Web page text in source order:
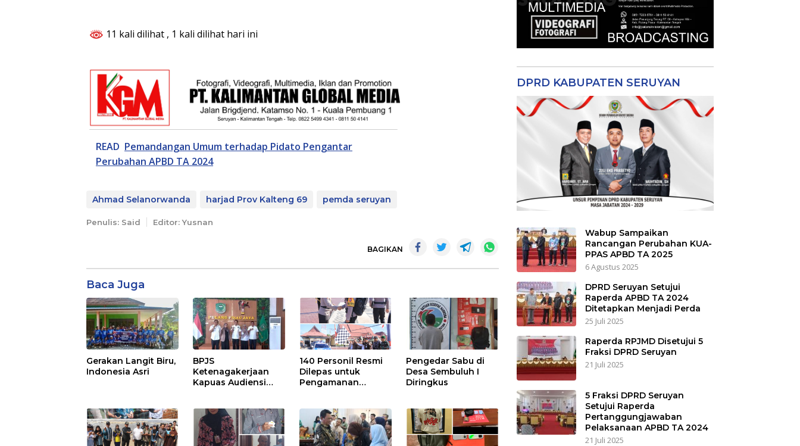
11 kali dilihat , 1 kali dilihat hari ini
READ Pemandangan Umum terhadap Pidato Pengantar
Perubahan APBD TA 2024
Ahmad Selanorwanda harjad Prov Kalteng 69 pemda seruyan
Penulis: Said Editor: Yusnan
BAGIKAN
Baca Juga
Gerakan Langit Biru,
Indonesia Asri
BPJS
Ketenagakerjaan
Kapuas Audiensi
Kepesertaan PKBU,
Ekosistem Desa, dan
Pekerja Rentan
140 Personil Resmi
Dilepas untuk
Pengamanan
Pengedar Sabu di
Desa Sembuluh I
Diringkus
DPRD KABUPATEN SERUYAN
Wabup Sampaikan
Rancangan Perubahan KUA-
PPAS APBD TA 2025
6 Agustus 2025
DPRD Seruyan Setujui
Raperda APBD TA 2024
Ditetapkan Menjadi Perda
25 Juli 2025
Raperda RPJMD Disetujui 5
Fraksi DPRD Seruyan
21 Juli 2025
5 Fraksi DPRD Seruyan
Setujui Raperda
Pertanggungjawaban
Pelaksanaan APBD TA 2024
21 Juli 2025